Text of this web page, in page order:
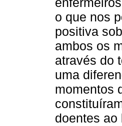
o que nos
positiva
ambos os
através do
uma
momentos
doentes ao